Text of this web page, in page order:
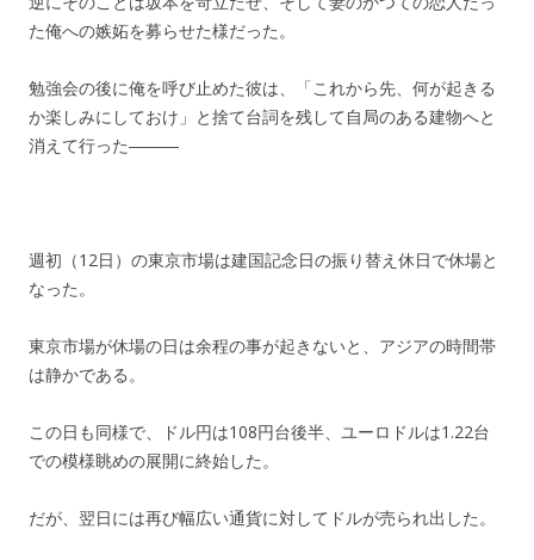
た俺への嫉妬を募らせた様だった。
勉強会の後に俺を呼び止めた彼は、「これから先、何が起きる
か楽しみにしておけ」と捨て台詞を残して自局のある建物へと
消えて行った―――
週初（12日）の東京市場は建国記念日の振り替え休日で休場と
なった。
東京市場が休場の日は余程の事が起きないと、アジアの時間帯
は静かである。
この日も同様で、ドル円は108円台後半、ユーロドルは1.22台
での模様眺めの展開に終始した。
だが、翌日には再び幅広い通貨に対してドルが売られ出した。